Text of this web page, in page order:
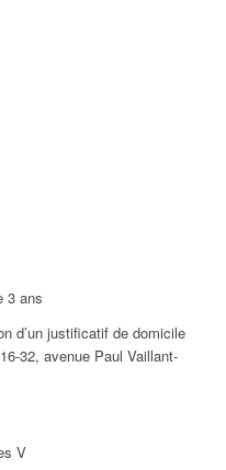
3 ans
d’un justificatif de domicile
16-32, avenue Paul Vaillant-
V